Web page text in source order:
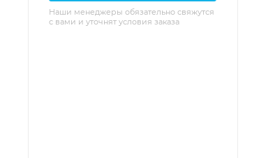
Наши менеджеры обязательно свяжутся
с вами и уточнят условия заказа